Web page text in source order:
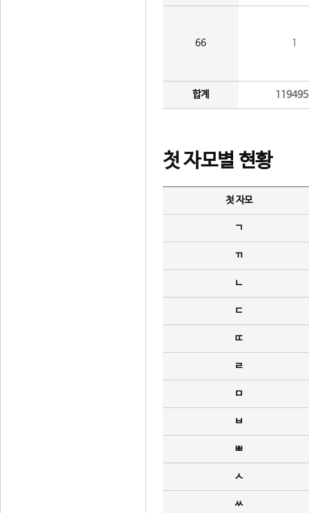
66 1
합계
첫 자모별 현황
첫 자모
ㄱ
ㄲ
ㄴ
ㄷ
ㄸ
ㄹ
ㅁ
ㅂ
ㅃ
ㅅ
ㅆ